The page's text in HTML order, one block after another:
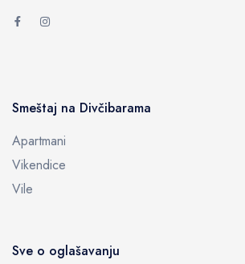
Smeštaj na Divčibarama
Apartmani
Vikendice
Vile
Sve o oglašavanju